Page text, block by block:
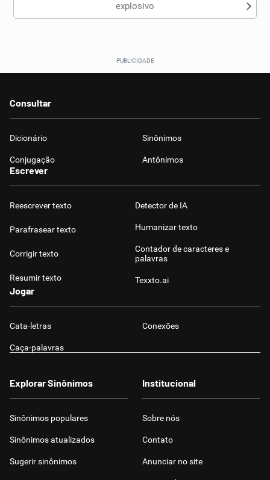
explosivo
Consultar
Dicionário Sinônimos
Conjugação Antônimos
Escrever
Reescrever texto
Parafrasear texto
Corrigir texto
Resumir texto
Detector de IA
Humanizar texto
Contador de caracteres e
palavras
Texxto.ai
Jogar
Cata-letras Conexões
Caça-palavras
Explorar Sinônimos
Sinônimos populares
Sinônimos atualizados
Sugerir sinônimos
Institucional
Sobre nós
Contato
Anunciar no site